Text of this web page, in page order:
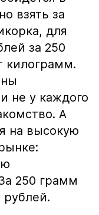
взять за
для
за 250
килограмм.
не у каждого
А
на высокую
250 грамм
рублей.